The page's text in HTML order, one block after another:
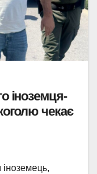
іноземця-
чекає